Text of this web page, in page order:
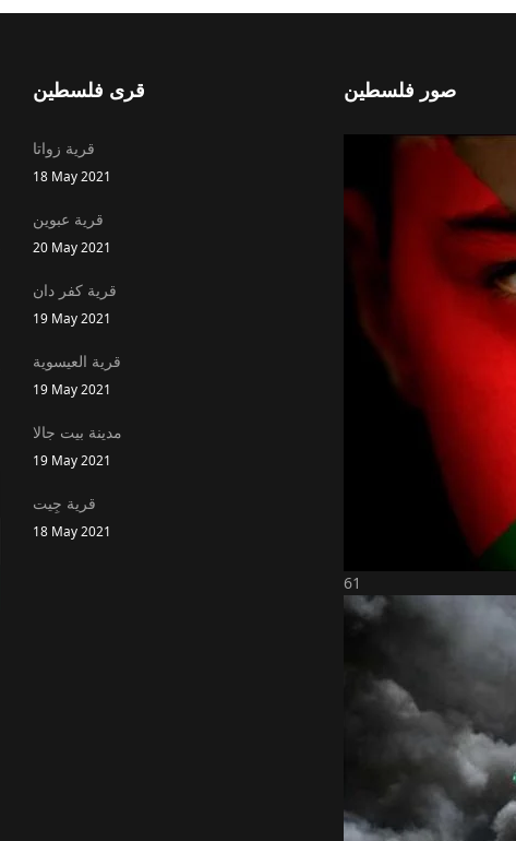
قرى فلسطين
قرية زواتا
18 May 2021
قرية عبوين
20 May 2021
قرية كفر دان
19 May 2021
قرية العيسوية
19 May 2021
مدينة بيت جالا
19 May 2021
قرية جِيت
18 May 2021
صور فلسطين
61